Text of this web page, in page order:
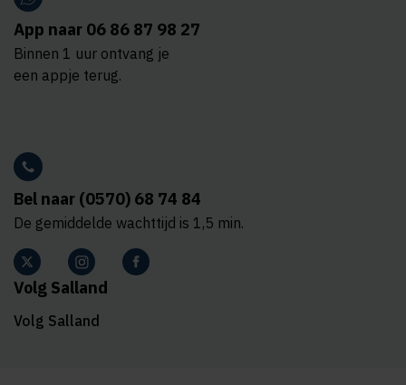
App naar 06 86 87 98 27
Binnen 1 uur ontvang je
een appje terug.
Bel naar (0570) 68 74 84
De gemiddelde wachttijd is 1,5 min.
Volg Salland
Volg Salland